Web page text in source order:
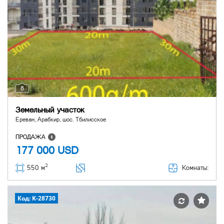
8
Земельный участок
Ереван, Арабкир, шос. Тбилисское
ПРОДАЖА
177 000 USD
550 м2 Комнаты:
Код: K-28730